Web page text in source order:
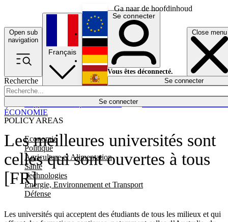
Ga naar de hoofdinhoud
Open sub
navigation
Close menu
Recherche
Se connecter
POLICY AREAS
Economie
Politique
Agriculture et Alimentation
Santé
Technologies
Energie, Environnement et Transport
Défense
Économie
Français
English
Deutsch
Español
Se connecter
Vous êtes déconnecté.
Se connecter
Les meilleures universités sont
celles qui sont ouvertes à tous
[FR]
Les universités qui acceptent des étudiants de tous les milieux et qui
ÉCONOMIE